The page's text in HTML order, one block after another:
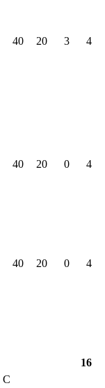
40 20 3 4
40 20 0 4
40 20 0 4
16
C